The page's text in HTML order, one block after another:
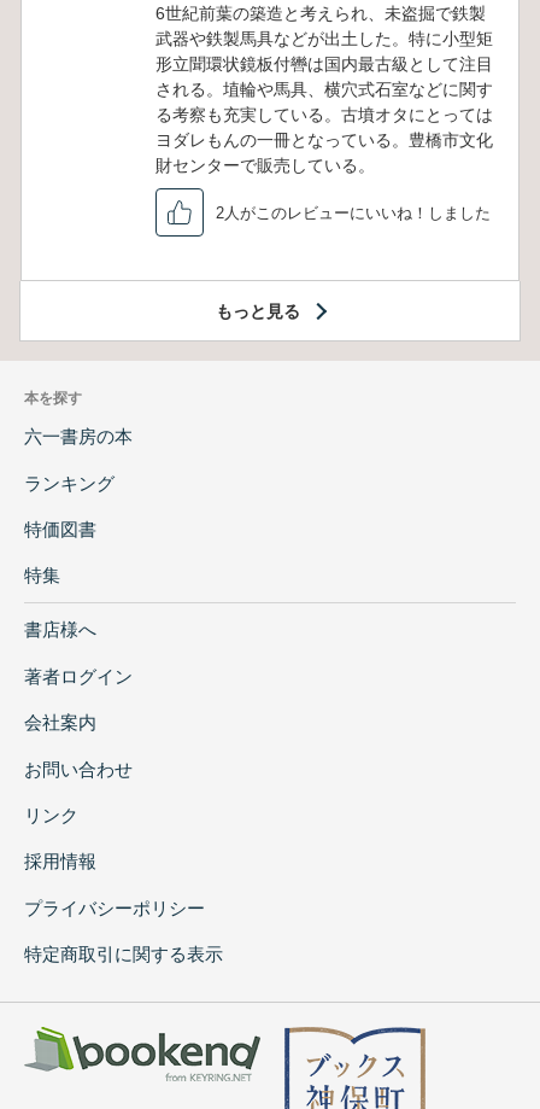
6世紀前葉の築造と考えられ、未盗掘で鉄製
武器や鉄製馬具などが出土した。特に小型矩
形立聞環状鏡板付轡は国内最古級として注目
される。埴輪や馬具、横穴式石室などに関す
る考察も充実している。古墳オタにとっては
ヨダレもんの一冊となっている。豊橋市文化
財センターで販売している。
2人がこのレビューにいいね！しました
もっと見る
本を探す
六一書房の本
ランキング
特価図書
特集
書店様へ
著者ログイン
会社案内
お問い合わせ
リンク
採用情報
プライバシーポリシー
特定商取引に関する表示